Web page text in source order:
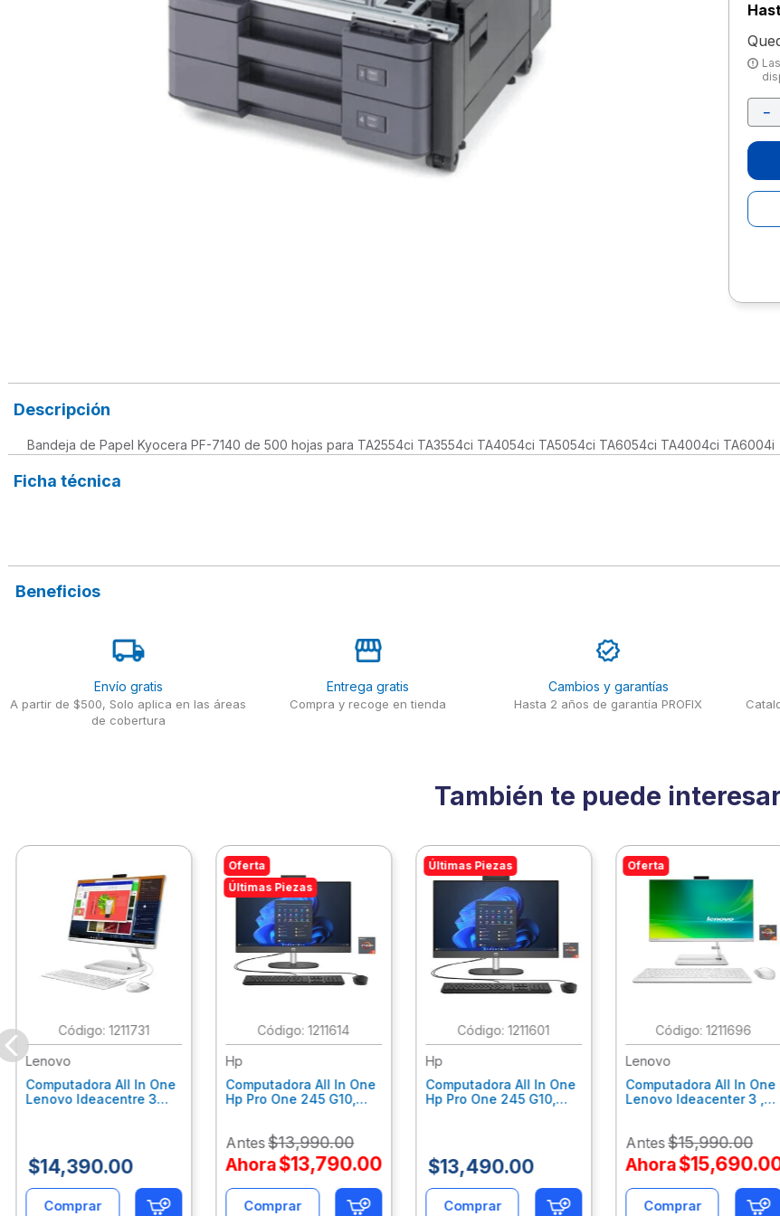
－
Descripción
Bandeja de Papel Kyocera PF-7140 de 500 hojas para TA2554ci TA3554ci TA4054ci TA5054ci TA6054ci TA4004ci TA6004i
Ficha técnica
Beneficios
Envío gratis
A partir de $500, Solo aplica en las áreas
de cobertura
Entrega gratis
Compra y recoge en tienda
Cambios y garantías
Hasta 2 años de garantía PROFIX
También te puede interesar
:1211731
Lenovo
Computadora All In One
Lenovo Ideacentre 3
F0G1014Ald
$14,390.00
Comprar
Oferta
Últimas Piezas
:1211614
Hp
Computadora All In One
Hp Pro One 245 G10,
Fhd, Win11Home
9P7K6La
Antes$13,990.00
Ahora$13,790.00
Comprar
Últimas Piezas
:1211601
Hp
Computadora All In One
Hp Pro One 245 G10,
9P7K5La
$13,490.00
Comprar
Oferta
:1211696
Lenovo
Computadora All In One
Lenovo Ideacenter 3 ,
Fhd, Win11 Home
F0G1014Nld
Antes$15,990.00
Ahora$15,690.
Comprar
10. lapiz